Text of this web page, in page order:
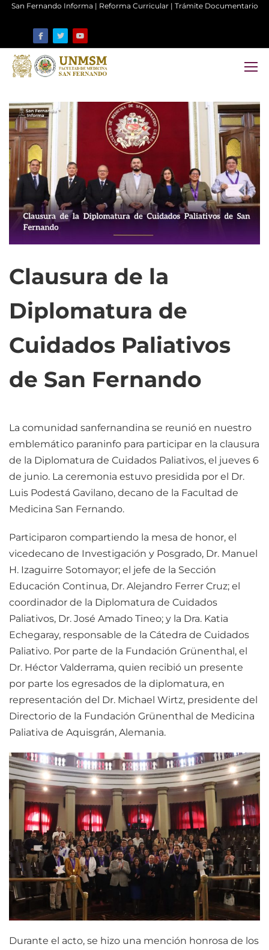
San Fernando Informa | Reforma Curricular| Trámite Documentario
Clausura de la
Diplomatura de
Cuidados Paliativos
de San Fernando
La comunidad sanfernandina se reunió en nuestro
emblemático paraninfo para participar en la clausura
de la Diplomatura de Cuidados Paliativos, el jueves 6
de junio. La ceremonia estuvo presidida por el Dr.
Luis Podestá Gavilano, decano de la Facultad de
Medicina San Fernando.
Participaron compartiendo la mesa de honor, el
vicedecano de Investigación y Posgrado, Dr. Manuel
H. Izaguirre Sotomayor; el jefe de la Sección
Educación Continua, Dr. Alejandro Ferrer Cruz; el
coordinador de la Diplomatura de Cuidados
Paliativos, Dr. José Amado Tineo; y la Dra. Katia
Echegaray, responsable de la Cátedra de Cuidados
Paliativo. Por parte de la Fundación Grünenthal, el
Dr. Héctor Valderrama, quien recibió un presente
por parte los egresados de la diplomatura, en
representación del Dr. Michael Wirtz, presidente del
Directorio de la Fundación Grünenthal de Medicina
Paliativa de Aquisgrán, Alemania.
Durante el acto, se hizo una mención honrosa de los